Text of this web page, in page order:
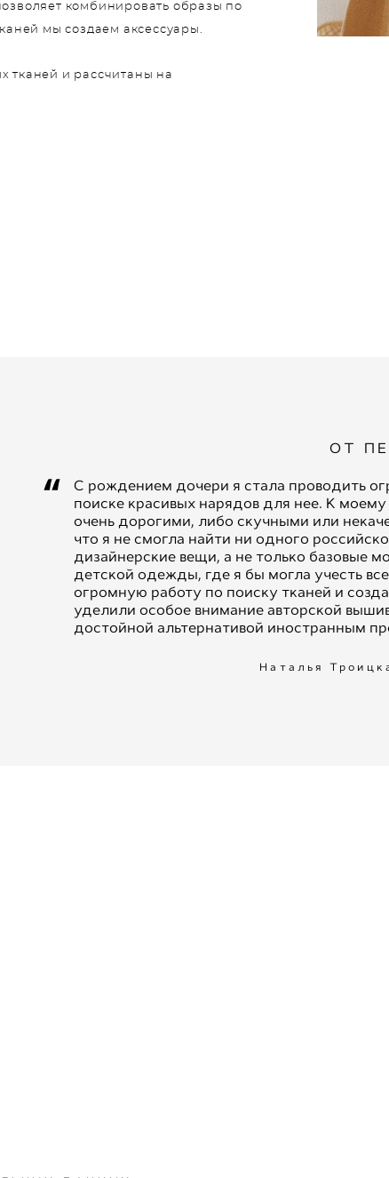
комбинировать образы по
мы создаем аксессуары.
тканей и рассчитаны на
ОТ
С рождением дочери я стала проводить
поиске красивых нарядов для нее. К
очень дорогими, либо скучными или
что я не смогла найти ни одного
дизайнерские вещи, а не только базовые
детской одежды, где я бы могла учесть
огромную работу по поиску тканей и
уделили особое внимание авторской
достойной альтернативой иностранным
Наталья